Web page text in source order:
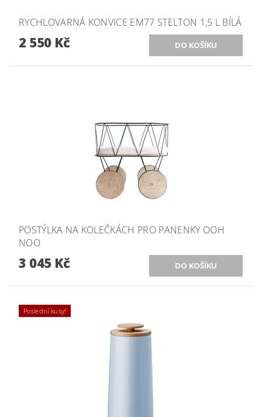
RYCHLOVARNÁ KONVICE EM77 STELTON 1,5 L BÍLÁ
2 550 Kč
POSTÝLKA NA KOLEČKÁCH PRO PANENKY OOH
NOO
3 045 Kč
Poslední kusy!